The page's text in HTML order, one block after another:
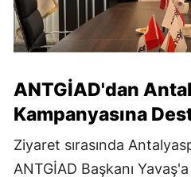
ANTGİAD'dan
Kampanyasına
Ziyaret sırasında
ANTGİAD Başkanı